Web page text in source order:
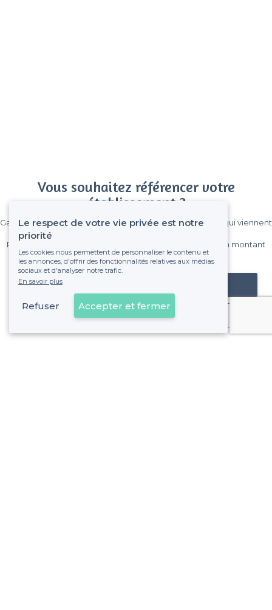
Vous souhaitez référencer votre
établissement ?
Gagnez de nombreux clients parmi le million de visiteurs qui viennent
Pas de commissions et sans engagement, vous payez un montant
fixe sans risque de voir déraper la facture.
Référencer mon établissement
Déjà client
Le respect de votre vie privée est notre
priorité
Les cookies nous permettent de personnaliser le contenu et
les annonces, d'offrir des fonctionnalités relatives aux médias
sociaux et d'analyser notre trafic.
En savoir plus
Refuser Accepter et fermer